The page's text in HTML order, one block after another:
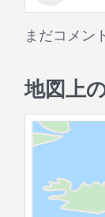
まだコメン
地図上